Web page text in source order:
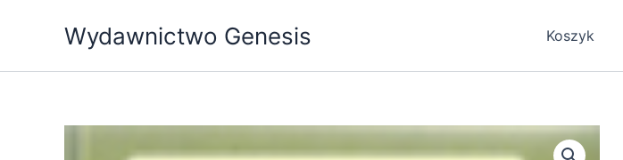
Wydawnictwo Genesis Koszyk